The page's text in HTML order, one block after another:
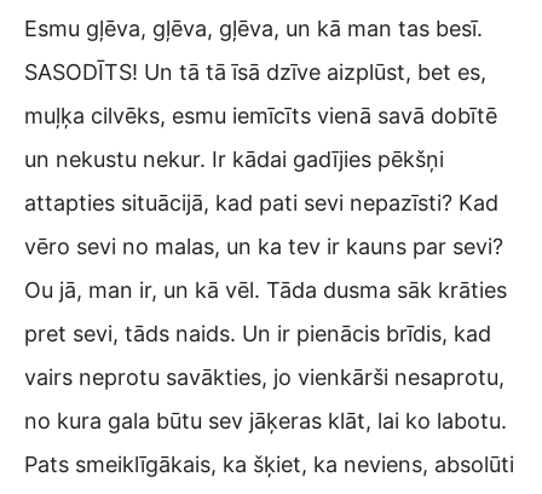
Esmu gļēva, gļēva, gļēva, un kā man tas besī.
SASODĪTS! Un tā tā īsā dzīve aizplūst, bet es,
muļķa cilvēks, esmu iemīcīts vienā savā dobītē
un nekustu nekur. Ir kādai gadījies pēkšņi
attapties situācijā, kad pati sevi nepazīsti? Kad
vēro sevi no malas, un ka tev ir kauns par sevi?
Ou jā, man ir, un kā vēl. Tāda dusma sāk krāties
pret sevi, tāds naids. Un ir pienācis brīdis, kad
vairs neprotu savākties, jo vienkārši nesaprotu,
no kura gala būtu sev jāķeras klāt, lai ko labotu.
Pats smeiklīgākais, ka šķiet, ka neviens, absolūti